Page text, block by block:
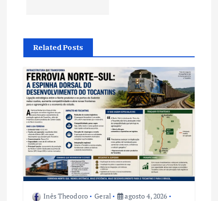
ã
o
d
e
P
o
s
Related Posts
Inês Theodoro Geral
agosto 4, 2026